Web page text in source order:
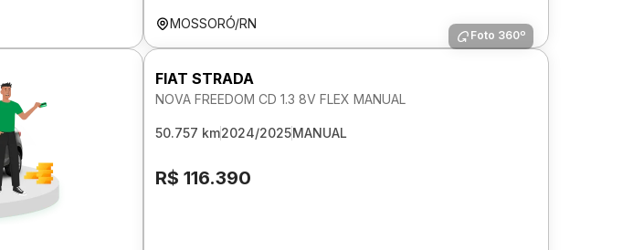
MOSSORÓ/RN
Foto 360º
FIAT STRADA
NOVA FREEDOM CD 1.3 8V FLEX MANUAL
50.757 km2024/2025MANUAL
R$ 116.390